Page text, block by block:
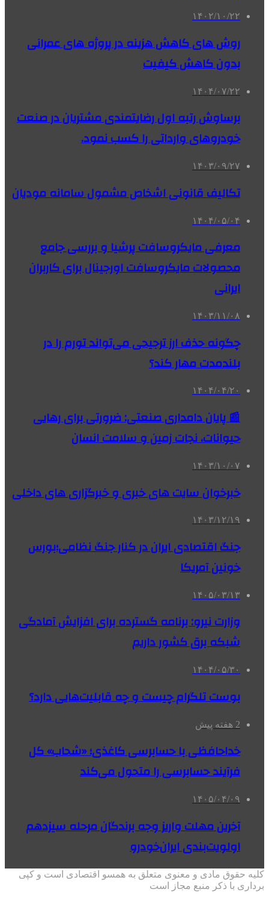
۱۴۰۲/۱۰/۲۲
روش های کاهش هزینه در پروژه های عمرانی
بدون کاهش کیفیت
۱۴۰۴/۰۷/۲۲
برساوش رتبه اول رضایتمندی مشتریان در صنعت
خودروهای وارداتی را کسب نمود.
۱۴۰۳/۰۹/۲۷
تکالیف قانونی اشخاص مشمول سامانه مودیان
۱۴۰۴/۰۵/۰۴
معرفی مایکروسافت پرشیا و بررسی جامع
محصولات مایکروسافت اورجینال برای کاربران
ایرانی
۱۴۰۳/۱۱/۰۸
چگونه حذف ارز ترجیحی می‌تواند تورم را در
بلندمدت مهار کند؟
۱۴۰۴/۰۴/۲۰
📰 پایان دامداری صنعتی: ضرورتی برای رهایی
حیوانات، نجات زمین و سلامت انسان
۱۴۰۳/۱۰/۰۷
خبرخوان سایت های خبری و خبرگزاری های داخلی
۱۴۰۳/۱۲/۱۹
جنگ اقتصادی ایران در کنار جنگ نظامی؛بورس
خونین آمریکا
۱۴۰۵/۰۳/۱۳
وزارت نیرو: برنامه‌ گسترده برای افزایش آمادگی
شبکه برق کشور داریم
۱۴۰۴/۰۵/۳۰
بوست تلگرام چیست و چه قابلیت‌هایی دارد؟
2 هفته پیش
خداحافظی با حسابرسی کاغذی؛ «شحاب» کل
فرآیند حسابرسی را متحول می‌کند
۱۴۰۵/۰۴/۰۹
آخرین مهلت واریز وجه برندگان مرحله سیزدهم
اولویت‌بندی ایران‌خودرو
کلیه حقوق مادی و معنوی متعلق به همسو اقتصادی است و کپی
برداری با ذکر منبع مجاز است